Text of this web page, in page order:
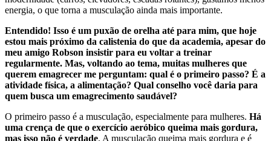
energia, o que torna a musculação ainda mais importante.
Entendido! Isso é um puxão de orelha até para mim, que hoje
estou mais próximo da calistenia do que da academia, apesar do
meu amigo Robson insistir para eu voltar a treinar
regularmente. Mas, voltando ao tema, muitas mulheres que
querem emagrecer me perguntam: qual é o primeiro passo? É a
atividade física, a alimentação? Qual conselho você daria para
quem busca um emagrecimento saudável?
O primeiro passo é a musculação, especialmente para mulheres. Há
uma crença de que o exercício aeróbico queima mais gordura,
mas isso não é verdade. A musculação queima mais gordura e é